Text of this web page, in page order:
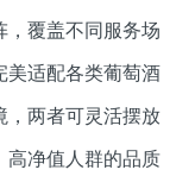
覆盖不同服务场
美适配各类葡萄酒
，两者可灵活摆放
高净值人群的品质